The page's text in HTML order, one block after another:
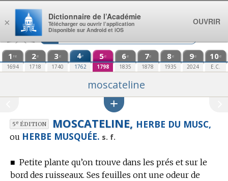
Aller au contenu
1 re
1694
2e
1718
3e
1740
4e
1762
5e
1798
6e
1835
7e
1878
8e
1935
9e
2024
10e
E.C.
moscateline
5eÉDITION MOSCATELINE, HERBE DU MUSC,
ou HERBE MUSQUÉE. s. f.
■ Petite plante qu’on trouve dans les prés et sur le
bord des ruisseaux. Ses feuilles ont une odeur de
×
Dictionnaire de l’Académie
Télécharger ou ouvrir l’application
Disponible sur Android et iOS
OUVRIR